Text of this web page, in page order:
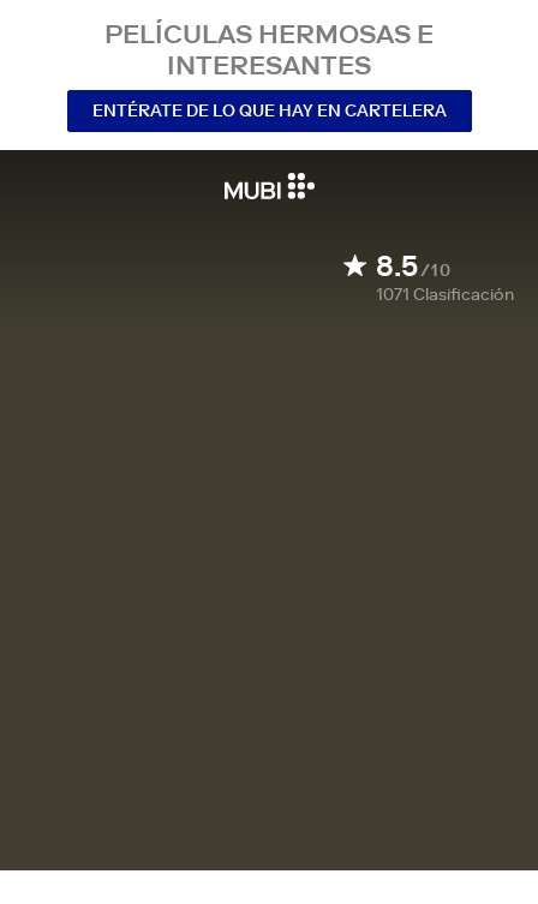
PELÍCULAS HERMOSAS E
INTERESANTES
ENTÉRATE DE LO QUE HAY EN CARTELERA
8.5/10
1071 Clasificación